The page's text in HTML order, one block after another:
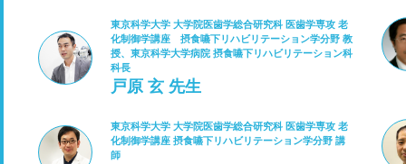
東京科学大学 大学院医歯学総合研究科 医歯学専攻 老
化制御学講座 摂食嚥下リハビリテーション学分野 教
授、東京科学大学病院 摂食嚥下リハビリテーション科
科長
戸原 玄 先生
東京科学大学 大学院医歯学総合研究科 医歯学専攻 老
化制御学講座 摂食嚥下リハビリテーション学分野 講
師